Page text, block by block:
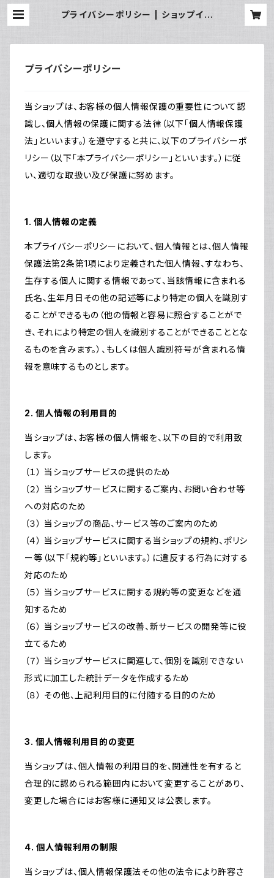
プライバシーポリシー | ショップイマ
プライバシーポリシー
当ショップは、お客様の個人情報保護の重要性について認
識し、個人情報の保護に関する法律（以下「個人情報保護
法」といいます。）を遵守すると共に、以下のプライバシーポ
リシー（以下「本プライバシーポリシー」といいます。）に従
い、適切な取扱い及び保護に努めます。
1. 個人情報の定義
本プライバシーポリシーにおいて、個人情報とは、個人情報
保護法第2条第1項により定義された個人情報、すなわち、
生存する個人に関する情報であって、当該情報に含まれる
氏名、生年月日その他の記述等により特定の個人を識別す
ることができるもの（他の情報と容易に照合することがで
き、それにより特定の個人を識別することができることとな
るものを含みます。）、もしくは個人識別符号が含まれる情
報を意味するものとします。
2. 個人情報の利用目的
当ショップは、お客様の個人情報を、以下の目的で利用致
します。
（１） 当ショップサービスの提供のため
（２） 当ショップサービスに関するご案内、お問い合わせ等
への対応のため
（３） 当ショップの商品、サービス等のご案内のため
（４） 当ショップサービスに関する当ショップの規約、ポリシ
ー等（以下「規約等」といいます。）に違反する行為に対する
対応のため
（５） 当ショップサービスに関する規約等の変更などを通
知するため
（６） 当ショップサービスの改善、新サービスの開発等に役
立てるため
（７） 当ショップサービスに関連して、個別を識別できない
形式に加工した統計データを作成するため
（８） その他、上記利用目的に付随する目的のため
3. 個人情報利用目的の変更
当ショップは、個人情報の利用目的を、関連性を有すると
合理的に認められる範囲内において変更することがあり、
変更した場合にはお客様に通知又は公表します。
4. 個人情報利用の制限
当ショップは、個人情報保護法その他の法令により許容さ